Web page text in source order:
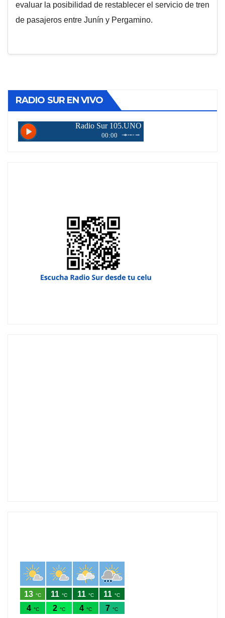
evaluar la posibilidad de restablecer el servicio de tren
de pasajeros entre Junín y Pergamino.
RADIO SUR EN VIVO